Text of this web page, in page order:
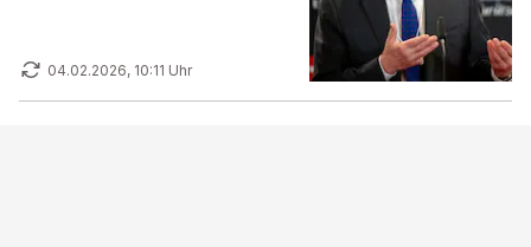
04.02.2026, 10:11 Uhr